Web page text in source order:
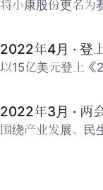
将小康股份更名为
2022年4月 · 登
以15亿美元登上
2022年3月 · 两
围绕产业发展、民